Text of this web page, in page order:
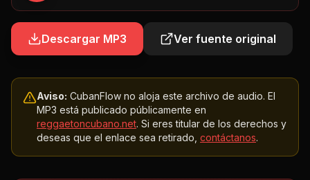
Descargar MP3 Ver fuente original
Aviso: CubanFlow no aloja este archivo de audio. El
MP3 está publicado públicamente en
reggaetoncubano.net. Si eres titular de los derechos y
deseas que el enlace sea retirado, contáctanos.